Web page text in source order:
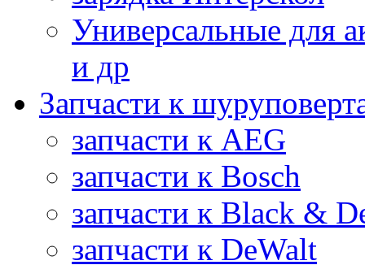
Универсальные для
и др
Запчасти к
запчасти к AEG
запчасти к Bosch
запчасти к Black &
запчасти к DeWalt